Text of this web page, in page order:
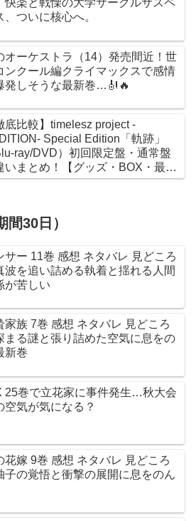
快楽と戦慄の大学サークルサスペ
、ついに核心へ。
オーケストラ（14）発売間近！世
ンクール編クライマックスで感情
発しそうな最新巻…🎻🔥
底比較】timelesz project -
Special Edition「軌跡」
ray/DVD）初回限定盤・通常盤
いまとめ！【グッズ・BOX・最安
間30日）
サー 11巻 感想 ネタバレ 見どころ
波を追い詰める執着と揺れる人間
が苦しい
家族 7巻 感想 ネタバレ 見どころ
まる謎と張り詰めた空気に息をの
新巻
25巻で立花家に事件発生…秋大会
空気が気になる？
花嫁 9巻 感想 ネタバレ 見どころ
子の覚悟と衝撃の展開に息をのん